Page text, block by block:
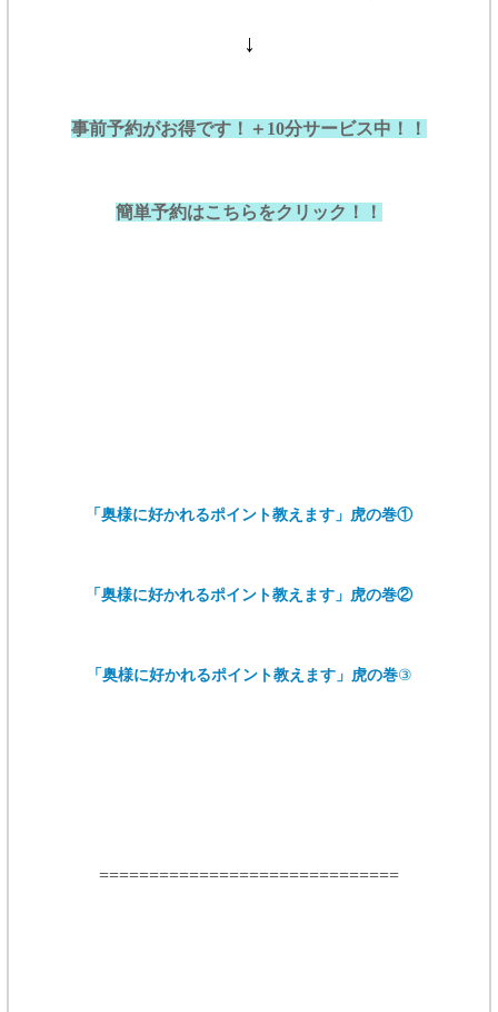
↓
事前予約がお得です！ ＋10分サービス中！！
簡単予約はこちらをクリック！！
「奥様に好かれるポイント教えます」虎の巻①
「奥様に好かれるポイント教えます」虎の巻②
「奥様に好かれるポイント教えます」虎の巻③
==============================